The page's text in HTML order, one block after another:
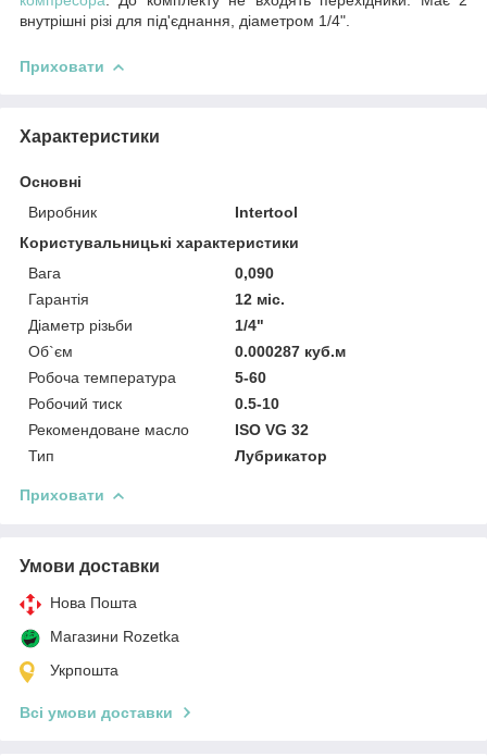
внутрішні різі для під'єднання, діаметром 1/4".
Приховати
Характеристики
Основні
Виробник
Intertool
Користувальницькі характеристики
Вага
0,090
Гарантія
12 міс.
Діаметр різьби
1/4"
Об`єм
0.000287 куб.м
Робоча температура
5-60
Робочий тиск
0.5-10
Рекомендоване масло
ISO VG 32
Тип
Лубрикатор
Приховати
Умови доставки
Нова Пошта
Магазини Rozetka
Укрпошта
Всі умови доставки